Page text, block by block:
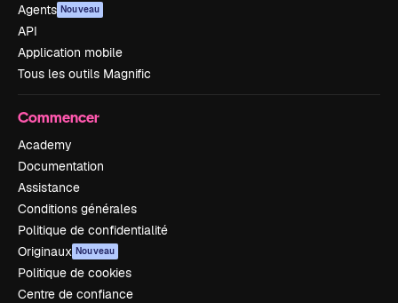
Agents Nouveau
API
Application mobile
Tous les outils Magnific
Commencer
Academy
Documentation
Assistance
Conditions générales
Politique de confidentialité
Originaux Nouveau
Politique de cookies
Centre de confiance